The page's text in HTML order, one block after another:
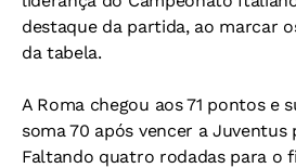
destaque da partida, ao marcar
da tabela.
A Roma chegou aos 71 pontos e
soma 70 após vencer a Juventus
Faltando quatro rodadas para o